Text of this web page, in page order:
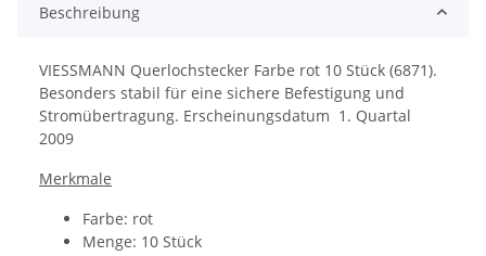
Beschreibung
VIESSMANN Querlochstecker Farbe rot 10 Stück (6871).
Besonders stabil für eine sichere Befestigung und
Stromübertragung. Erscheinungsdatum 1. Quartal
2009
Merkmale
Farbe: rot
Menge: 10 Stück